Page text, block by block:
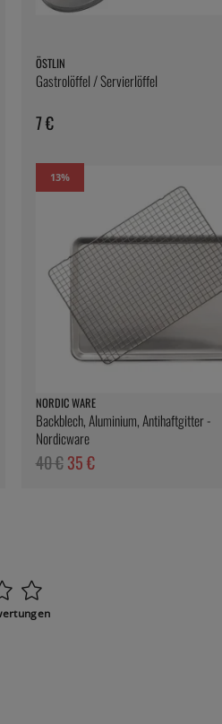
ÖSTLIN
Gastrolöffel / Servierlöffel
7 €
13%
NORDIC WARE
Backblech, Aluminium, Antihaftgitter -
Nordicware
40 € 35 €